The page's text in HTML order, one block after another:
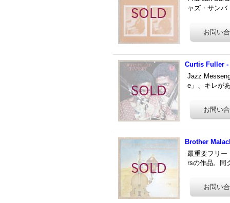
ャズ・サン
Curtis Fuller
Jazz
e」、キレが
Brother
最重要フリー
rsの作品。同